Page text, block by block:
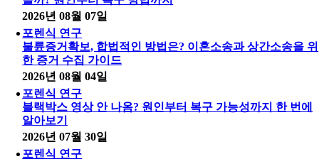
2026년 08월 07일
포렌식 연구
불륜증거확보, 합법적인 방법은? 이혼소송과 상간소송을 위
한 증거 수집 가이드
2026년 08월 04일
포렌식 연구
블랙박스 영상 안 나옴? 원인부터 복구 가능성까지 한 번에
알아보기
2026년 07월 30일
포렌식 연구